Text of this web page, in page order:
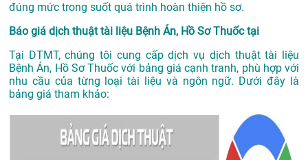
đúng mức trong suốt quá trình hoàn thiện hồ sơ.
Báo giá dịch thuật tài liệu Bệnh Án, Hồ Sơ Thuốc tại
Tại DTMT, chúng tôi cung cấp dịch vụ dịch thuật tài liệu
Bệnh Án, Hồ Sơ Thuốc với bảng giá cạnh tranh, phù hợp với
nhu cầu của từng loại tài liệu và ngôn ngữ. Dưới đây là
bảng giá tham khảo: